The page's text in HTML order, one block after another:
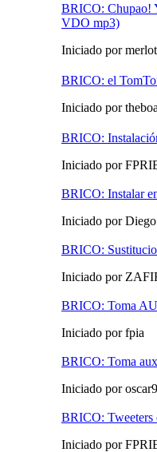
BRICO: Chupao!
VDO mp3)
Iniciado por merlot
BRICO: el
Iniciado por
BRICO:
Iniciado por
BRICO: Instalar
Iniciado por
BRICO:
Iniciado por
BRICO: Toma
Iniciado por fpia
BRICO: Toma
Iniciado por
BRICO: Tweeters
Iniciado por